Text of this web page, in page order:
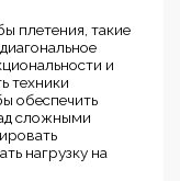
плетения, такие
и
техники
обеспечить
сложными
нагрузку на